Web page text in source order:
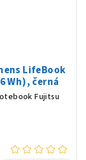
LifeBook
Wh), černá
Fujitsu